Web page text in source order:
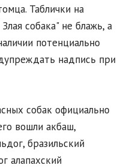
Таблички на
собака" не блажь, а
потенциально
надпись при
собак официально
вошли акбаш,
бразильский
алапахский